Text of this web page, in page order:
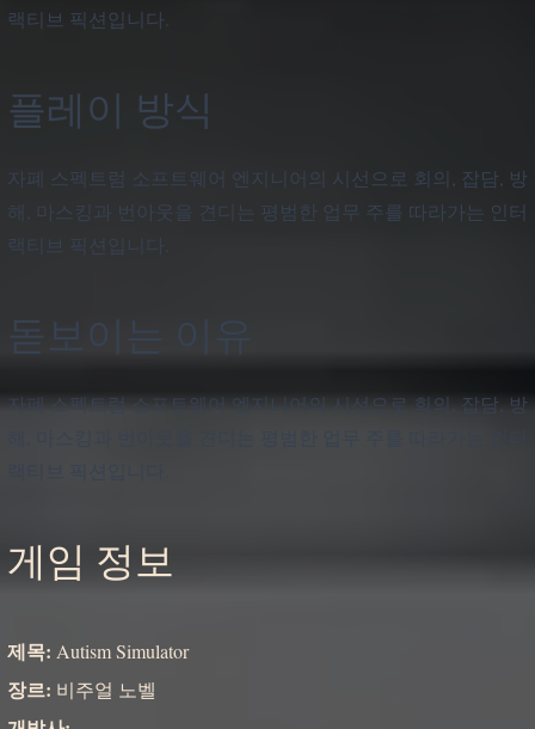
랙티브 픽션입니다.
플레이 방식
자폐 스펙트럼 소프트웨어 엔지니어의 시선으로 회의, 잡담, 방
해, 마스킹과 번아웃을 견디는 평범한 업무 주를 따라가는 인터
랙티브 픽션입니다.
돋보이는 이유
자폐 스펙트럼 소프트웨어 엔지니어의 시선으로 회의, 잡담, 방
게임 정보
제목: Autism Simulator
장르: 비주얼 노벨